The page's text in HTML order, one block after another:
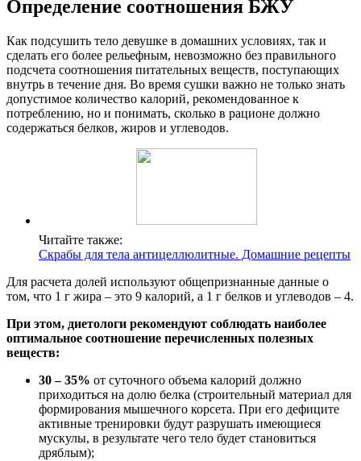
Определение соотношения БЖУ
Как подсушить тело девушке в домашних условиях, так и
сделать его более рельефным, невозможно без правильного
подсчета соотношения питательных веществ, поступающих
внутрь в течение дня. Во время сушки важно не только знать
допустимое количество калорий, рекомендованное к
потреблению, но и понимать, сколько в рационе должно
содержаться белков, жиров и углеводов.
Читайте также:
Скрабы для тела антицеллюлитные. Домашние рецепты
Для расчета долей используют общепризнанные данные о
том, что 1 г жира – это 9 калорий, а 1 г белков и углеводов – 4.
При этом, диетологи рекомендуют соблюдать наиболее
оптимальное соотношение перечисленных полезных
веществ:
30 – 35% от суточного объема калорий должно
приходиться на долю белка (строительный материал для
формирования мышечного корсета. При его дефиците
активные тренировки будут разрушать имеющиеся
мускулы, в результате чего тело будет становиться
дряблым);